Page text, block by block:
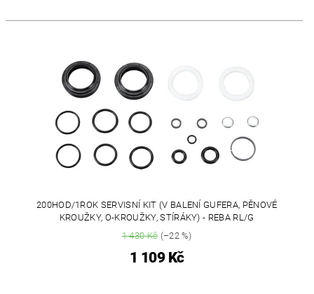
200HOD/1ROK SERVISNÍ KIT (V BALENÍ GUFERA, PĚNOVÉ
KROUŽKY, O-KROUŽKY, STÍRÁKY) - REBA RL/G
1 430 Kč(–22 %)
1 109 Kč